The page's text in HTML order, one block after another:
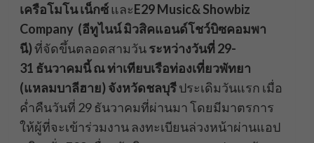
เครือโมโน เน็กซ์และE29 Music& Showbiz
Company (อีทูไนน์ มิวสิคแอนด์โชว์บิซคอมพา
นี)ที่จัดขึ้นตลอดสามวันระหว่างวันที่ 29-
31 ธันวาคมนี้ ณ ท่าเทียบเรือท่องเที่ยวพัทยา
(แหลมบาลีฮาย) จังหวัดชลบุรีประเดิมวันแรก เมื่อ
ค่ำคืนวันที่ 29 ธันวาคมที่ผ่านมา โดยมีมาตรการ
ให้ผู้ที่จะเข้าร่วมงาน ลงทะเบียนล่วงหน้าผ่านแอป